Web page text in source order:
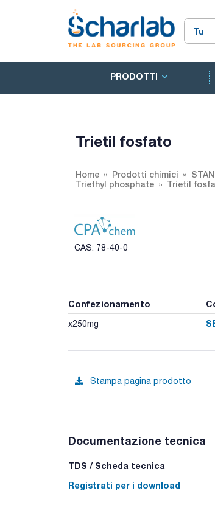
PRODOTTI
Trietil fosfato
Home Prodotti chimici
Triethyl phosphate
Trietil
CAS: 78-40-0
Confezionamento
x250mg
Stampa pagina prodotto
Documentazione tecnica
TDS / Scheda tecnica
Registrati per i download